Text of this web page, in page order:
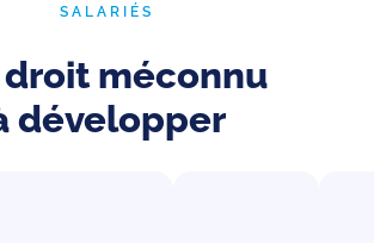
SALARIÉS
droit méconnu
développer